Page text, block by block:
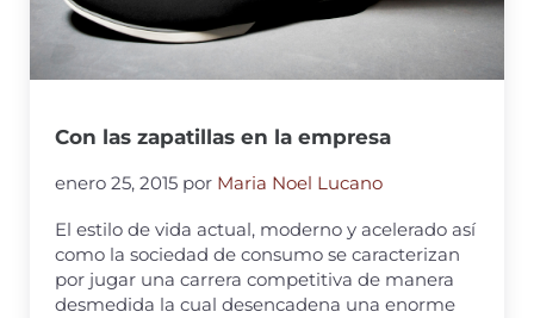
Con las zapatillas en la empresa
enero 25, 2015 por Maria Noel Lucano
El estilo de vida actual, moderno y acelerado así
como la sociedad de consumo se caracterizan
por jugar una carrera competitiva de manera
desmedida la cual desencadena una enorme